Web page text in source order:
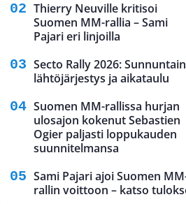
Thierry Neuville kritisoi
Suomen MM-rallia – Sami
Pajari eri linjoilla
Secto Rally 2026: Sunnuntain
lähtöjärjestys ja aikataulu
Suomen MM-rallissa hurjan
ulosajon kokenut Sebastien
Ogier paljasti loppukauden
suunnitelmansa
Sami Pajari ajoi Suomen
rallin voittoon – katso